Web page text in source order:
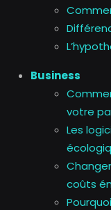
Business
votre
Les
coûts